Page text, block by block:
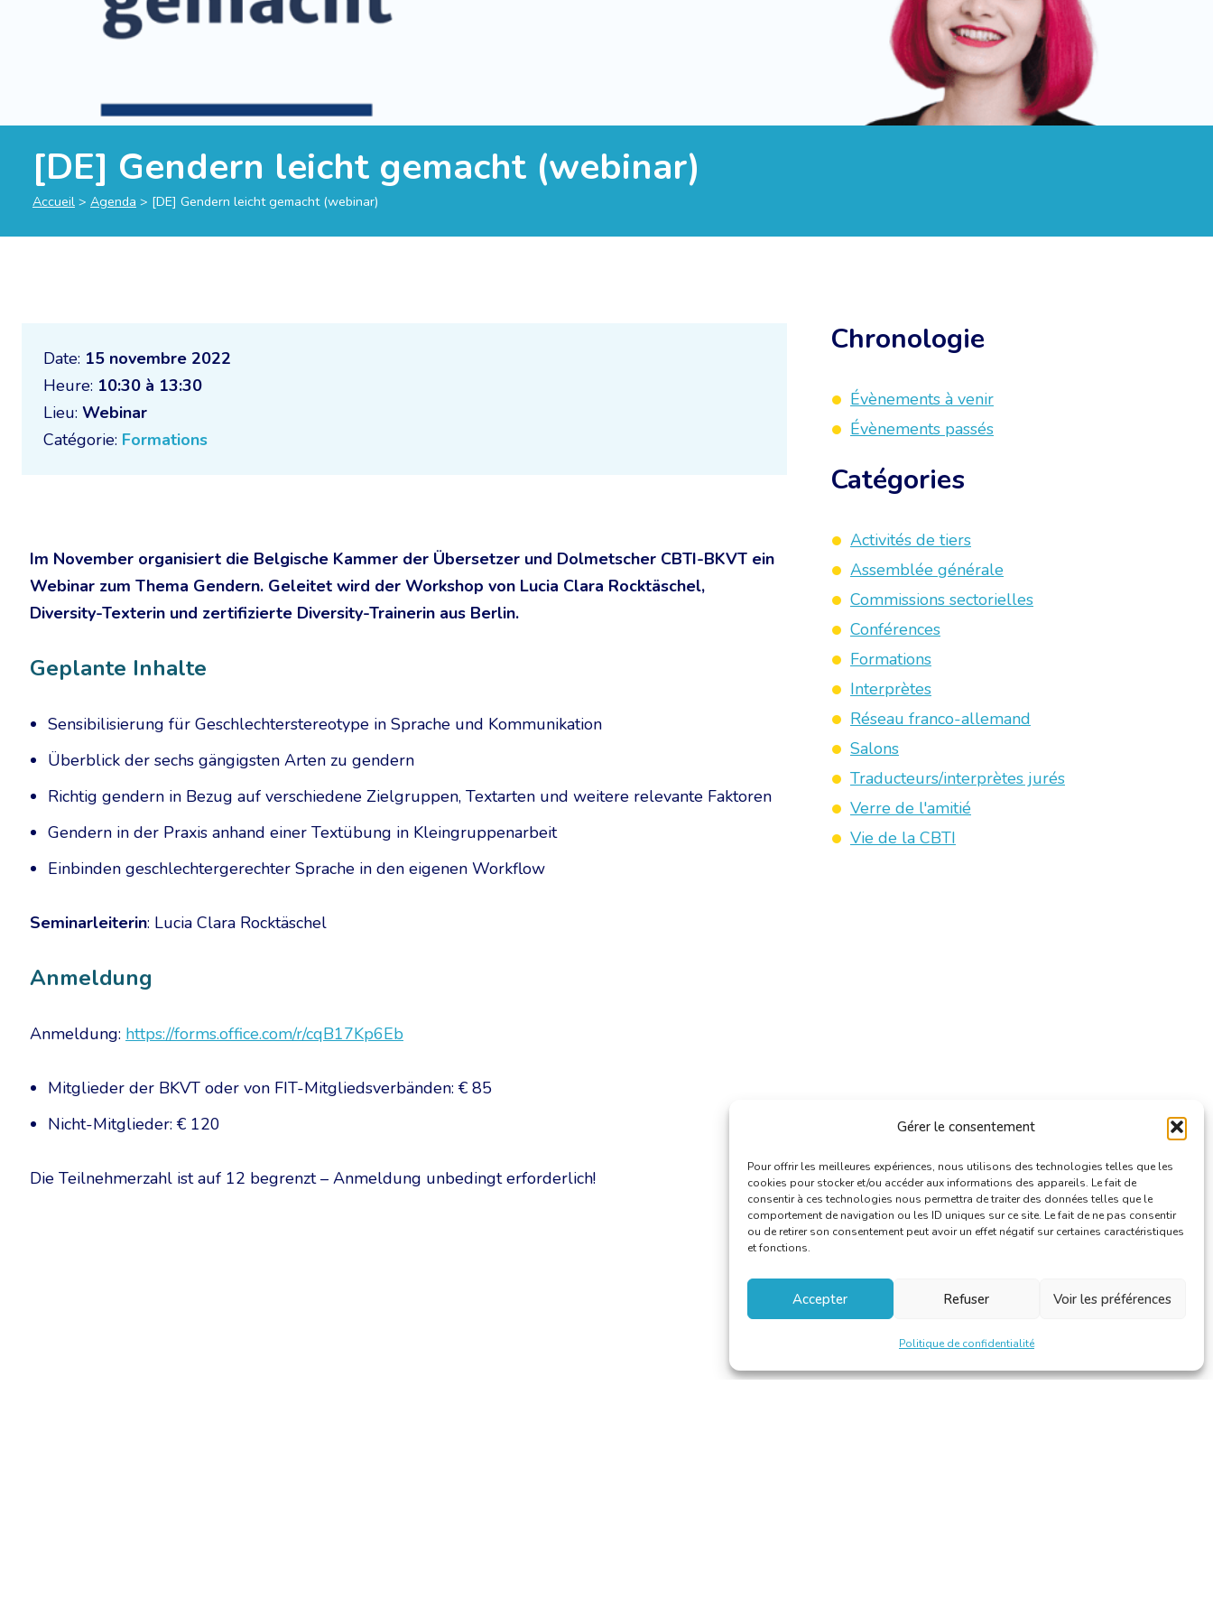
Gérer le consentement
Pour offrir les meilleures expériences, nous utilisons des technologies telles que les
cookies pour stocker et/ou accéder aux informations des appareils. Le fait de
consentir à ces technologies nous permettra de traiter des données telles que le
comportement de navigation ou les ID uniques sur ce site. Le fait de ne pas consentir
ou de retirer son consentement peut avoir un effet négatif sur certaines caractéristiques
et fonctions.
Accepter Refuser Voir les préférences
Politique de confidentialité
[DE] Gendern leicht gemacht (webinar)
Accueil > Agenda > [DE] Gendern leicht gemacht (webinar)
Date: 15 novembre 2022
Heure: 10:30 à 13:30
Lieu: Webinar
Catégorie: Formations
Im November organisiert die Belgische Kammer der Übersetzer und Dolmetscher CBTI-BKVT ein
Webinar zum Thema Gendern. Geleitet wird der Workshop von Lucia Clara Rocktäschel,
Diversity-Texterin und zertifizierte Diversity-Trainerin aus Berlin.
Geplante Inhalte
Sensibilisierung für Geschlechterstereotype in Sprache und Kommunikation
Überblick der sechs gängigsten Arten zu gendern
Richtig gendern in Bezug auf verschiedene Zielgruppen, Textarten und weitere relevante Faktoren
Gendern in der Praxis anhand einer Textübung in Kleingruppenarbeit
Einbinden geschlechtergerechter Sprache in den eigenen Workflow
Seminarleiterin: Lucia Clara Rocktäschel
Anmeldung
Anmeldung: https://forms.office.com/r/cqB17Kp6Eb
Mitglieder der BKVT oder von FIT-Mitgliedsverbänden: € 85
Nicht-Mitglieder: € 120
Die Teilnehmerzahl ist auf 12 begrenzt – Anmeldung unbedingt erforderlich!
Chronologie
Évènements à venir
Évènements passés
Catégories
Activités de tiers
Assemblée générale
Commissions sectorielles
Conférences
Formations
Interprètes
Réseau franco-allemand
Salons
Traducteurs/interprètes jurés
Verre de l'amitié
Vie de la CBTI